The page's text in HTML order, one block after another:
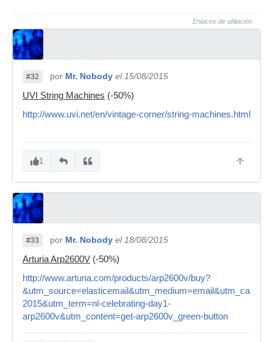
Enlaces de afiliación
#32 por Mr. Nobody el 15/08/2015
UVI String Machines (-50%)
http://www.uvi.net/en/vintage-corner/string-machines.html
1
#33 por Mr. Nobody el 18/08/2015
Arturia Arp2600V (-50%)
http://www.arturia.com/products/arp2600v/buy?
2015&utm_term=nl-celebrating-day1-
arp2600v&utm_content=get-arp2600v_green-button